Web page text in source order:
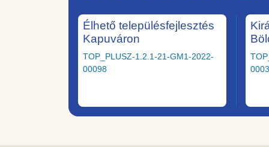
Élhető településfejlesztés
Kapuváron
TOP_PLUSZ-1.2.1-21-GM1-2022-
00098